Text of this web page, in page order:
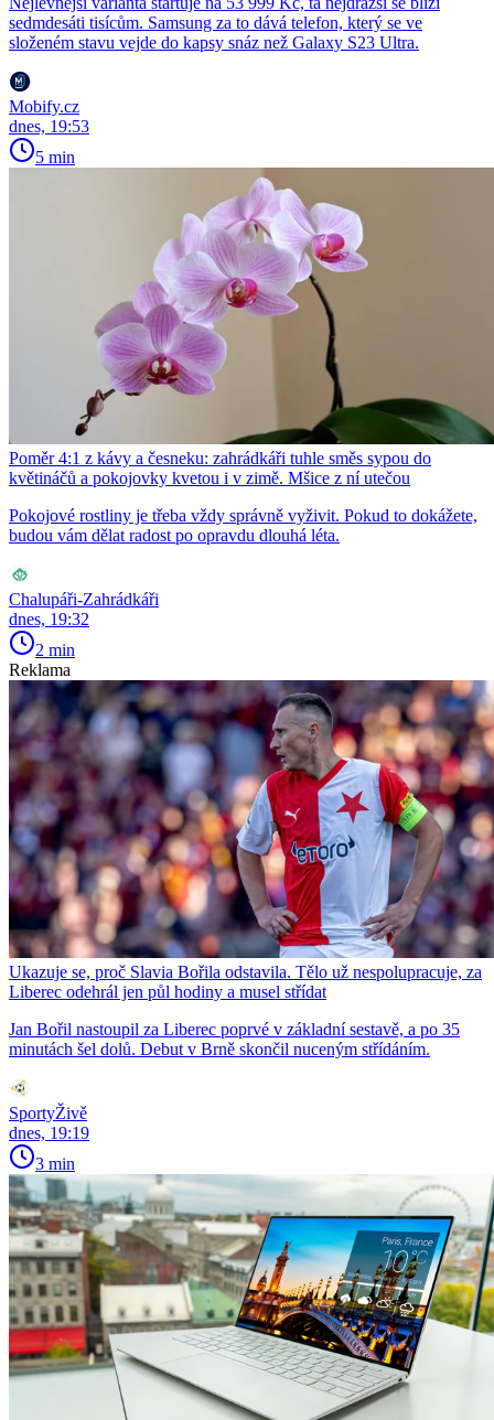
sedmdesáti tisícům. Samsung za to dává telefon, který se ve
složeném stavu vejde do kapsy snáz než Galaxy S23 Ultra.
Mobify.cz
dnes, 19:53
5 min
Poměr 4:1 z kávy a česneku: zahrádkáři tuhle směs sypou do
květináčů a pokojovky kvetou i v zimě. Mšice z ní utečou
Pokojové rostliny je třeba vždy správně vyživit. Pokud to dokážete,
budou vám dělat radost po opravdu dlouhá léta.
Chalupáři-Zahrádkáři
dnes, 19:32
2 min
Reklama
Ukazuje se, proč Slavia Bořila odstavila. Tělo už nespolupracuje, za
Liberec odehrál jen půl hodiny a musel střídat
Jan Bořil nastoupil za Liberec poprvé v základní sestavě, a po 35
minutách šel dolů. Debut v Brně skončil nuceným střídáním.
SportyŽivě
dnes, 19:19
3 min